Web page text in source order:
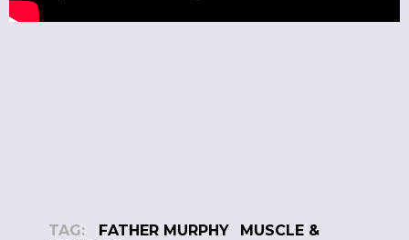
TAG: FATHER MURPHY
MUSCLE &